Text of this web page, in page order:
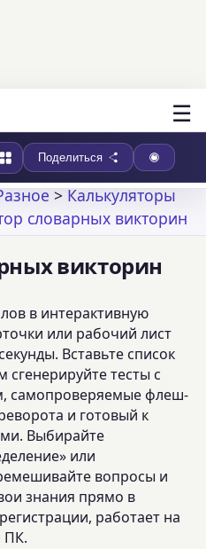
☰
Поделиться
>Калькуляторы
словарных викторин
викторин
в интерактивную
или рабочий лист
Вставьте список
сгенерируйте тесты с
самопроверяемые флеш-
и готовый к
Выбирайте
или
вопросы и
знания прямо в
работает на
ПК.